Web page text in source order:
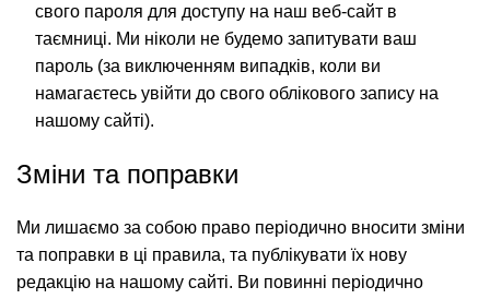
свого пароля для доступу на наш веб-сайт в
таємниці. Ми ніколи не будемо запитувати ваш
пароль (за виключенням випадків, коли ви
намагаєтесь увійти до свого облікового запису на
нашому сайті).
Зміни та поправки
Ми лишаємо за собою право періодично вносити зміни
та поправки в ці правила, та публікувати їх нову
редакцію на нашому сайті. Ви повинні періодично